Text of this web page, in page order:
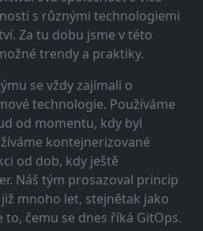
s různými technologiemi
Za tu dobu jsme v této
trendy a praktiky.
se vždy zajímali o
technologie. Používáme
od momentu, kdy byl
kontejnerizované
od dob, kdy ještě
Náš tým prosazoval princip
mnoho let, stejnětak jako
čemu se dnes říká GitOps.